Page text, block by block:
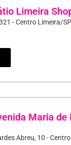
Limeira
- Centro Limeira/SP
Maria de
Abreu, 10 -